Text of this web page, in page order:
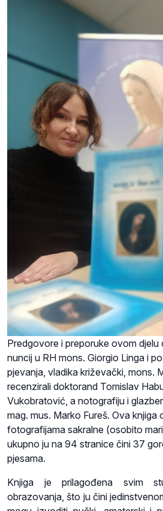
Predgovore i preporuke ovom djelu
nuncij u RH mons. Giorgio Linga i
pjevanja, vladika križevački, mons.
recenzirali doktorand Tomislav
Vukobratović, a notografiju i
mag. mus. Marko Fureš. Ova knjiga
fotografijama sakralne (osobito
ukupno ju na 94 stranice čini 37
pjesama.
Knjiga je prilagođena svim
obrazovanja, što ju čini